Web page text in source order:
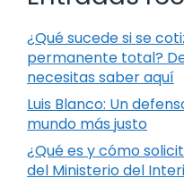
¿Qué sucede si se
permanente total?
necesitas saber aquí
Luis Blanco: Un
mundo más justo
¿Qué es y cómo
del Ministerio del